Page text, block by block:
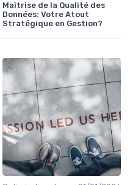
Maîtrise de la Qualité des
Données: Votre Atout
Stratégique en Gestion?